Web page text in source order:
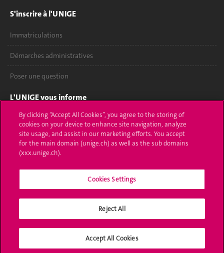
S'inscrire à l'UNIGE
Immatriculations
Démarches administratives
Poser une question
L'UNIGE vous informe
UNIGE Mobile
Médias
Offres d'emploi
Calendrier académique
Médias sociaux UNIGE
By clicking “Accept All Cookies”, you agree to the storing of
cookies on your device to enhance site navigation, analyze
site usage, and assist in our marketing efforts. You accept
for the main domain (unige.ch) as well as the sub domains
(xxx.unige.ch).
Cookies Settings
Reject All
Accept All Cookies